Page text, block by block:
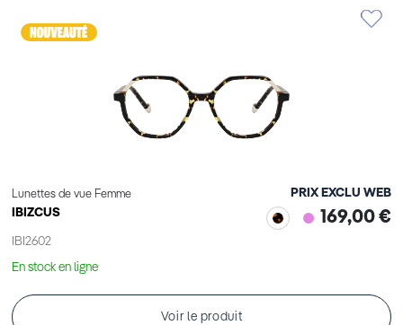
Lunettes de vue Femme
IBIZCUS
IBI2602
PRIX EXCLU WEB
169,00 €
En stock en ligne
Voir le produit